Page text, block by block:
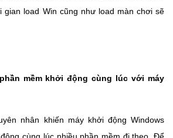
gian load Win cũng như load màn chơi sẽ
mềm khởi động cùng lúc với máy
nhân khiến máy khởi động Windows